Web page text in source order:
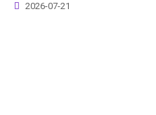
2026-07-21